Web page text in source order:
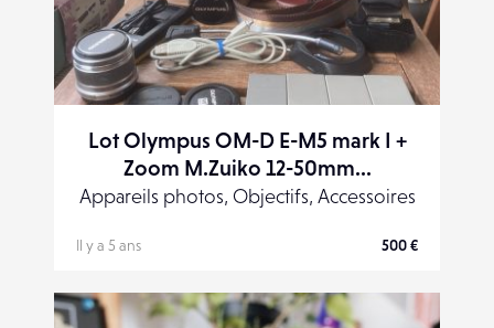
Lot Olympus OM-D E-M5 mark I +
Zoom M.Zuiko 12-50mm...
Appareils photos, Objectifs, Accessoires
Il y a 5 ans 500 €